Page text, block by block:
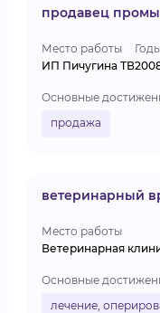
продавец
Место работы
ИП Пичугина ТВ
Основные
продажа
ветеринарный
Место работы
Ветеринарная
Основные
лечение,